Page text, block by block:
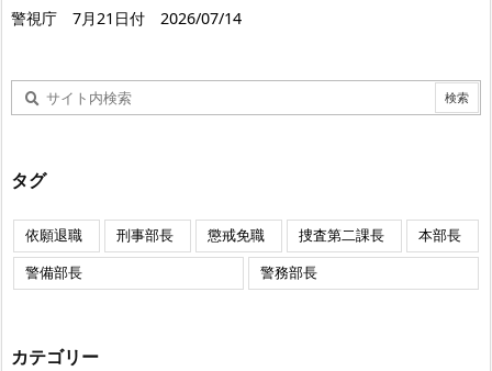
警視庁 7月21日付 2026/07/14
タグ
依願退職 刑事部長 懲戒免職 捜査第二課長
本部長
警備部長
警務部長
カテゴリー